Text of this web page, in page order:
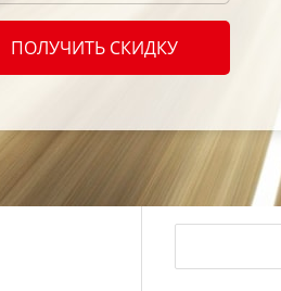
Зимние шины
Код продукта:
ПОЛУЧИТЬ СКИДКУ